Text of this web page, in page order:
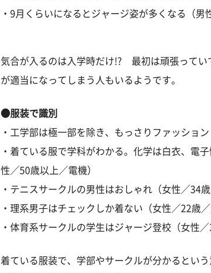
・9月くらいになるとジャージ姿が多くなる（男
気合が入るのは入学時だけ!? 最初は頑張ってい
が適当になってしまう人もいるようです。
●服装で識別
・工学部は極一部を除き、もっさりファッショ
・着ている服で学科がわかる。化学は白衣、電
性／50歳以上／電機）
・テニスサークルの男性はおしゃれ（女性／34歳
・理系男子はチェックしか着ない（女性／22歳／
・体育系サークルの学生はジャージ登校（女性
着ている服装で、学部やサークルが分かるとい